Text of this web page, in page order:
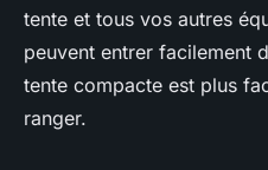
tente et tous vos autres
peuvent entrer facilement
tente compacte est plus
ranger.